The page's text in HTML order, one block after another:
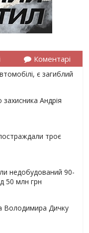
Коментарі
є загиблий
Андрія
троє
недобудований 90-
50 млн грн
Володимира Дичку